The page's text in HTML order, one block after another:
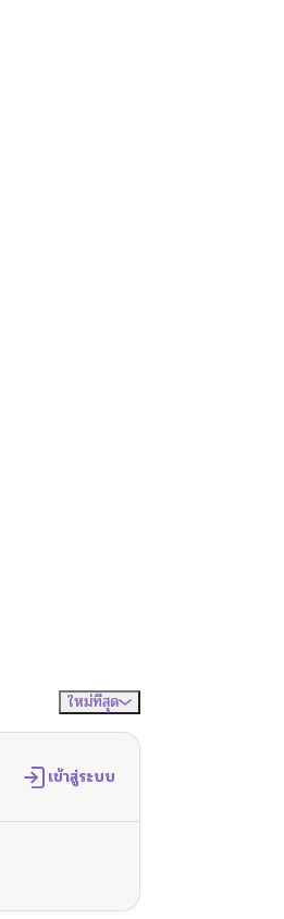
ใหม่ที่สุด
เข้าสู่ระบบ